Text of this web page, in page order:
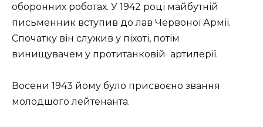
оборонних роботах. У 1942 році майбутній
письменник вступив до лав Червоної Армії.
Спочатку він служив у піхоті, потім
винищувачем у протитанковій артилерії.
Восени 1943 йому було присвоєно звання
молодшого лейтенанта.